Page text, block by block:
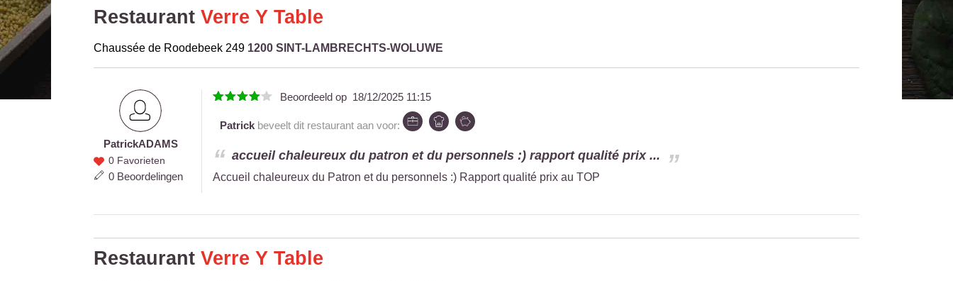
Restaurant Verre Y Table
Chaussée de Roodebeek 249 1200 SINT-LAMBRECHTS-WOLUWE
Patrick
ADAMS
PatrickADAMS
0 Favorieten
0 Beoordelingen
Beoordeeld op 18/12/2025 11:15
Patrick beveelt dit restaurant aan voor:
accueil chaleureux du patron et du personnels :) rapport qualité prix ...
Accueil chaleureux du Patron et du personnels :) Rapport qualité prix au TOP
Restaurant Verre Y Table